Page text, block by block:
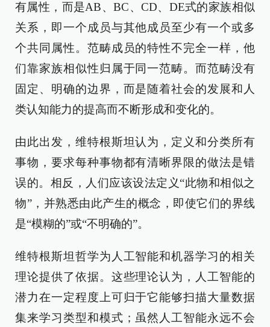
有属性，而是AB、BC、CD、DE式的家族相似
关系，即一个成员与其他成员至少有一个或多
个共同属性。范畴成员的特性不完全一样，他
们靠家族相似性归属于同一范畴。而范畴没有
固定、明确的边界，而是随着社会的发展和人
类认知能力的提高而不断形成和变化的。
由此出发，维特根斯坦认为，定义和分类所有
事物，要求每种事物都有清晰界限的做法是错
误的。相反，人们应该设法定义“此物和相似之
物”，并熟悉由此产生的概念，即使它们的界线
是“模糊的”或“不明确的”。
维特根斯坦哲学为人工智能和机器学习的相关
理论提供了依据。这些理论认为，人工智能的
潜力在一定程度上可归于它能够扫描大量数据
集来学习类型和模式；虽然人工智能永远不会